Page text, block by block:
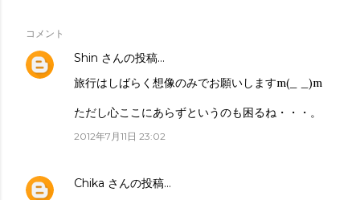
コメント
Shin さんの投稿…
旅行はしばらく想像のみでお願いしますm(_ _)m
ただし心ここにあらずというのも困るね・・・。
2012年7月11日 23:02
Chika さんの投稿…